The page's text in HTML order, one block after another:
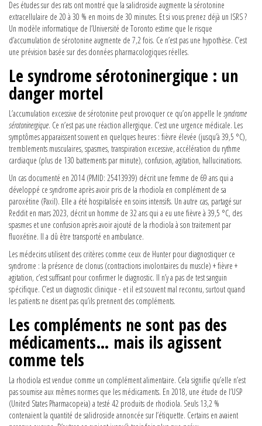
Des études sur des rats ont montré que la salidroside augmente la sérotonine
extracellulaire de 20 à 30 % en moins de 30 minutes. Et si vous prenez déjà un ISRS ?
Un modèle informatique de l’Université de Toronto estime que le risque
d’accumulation de sérotonine augmente de 7,2 fois. Ce n’est pas une hypothèse. C’est
une prévision basée sur des données pharmacologiques réelles.
Le syndrome sérotoninergique : un
danger mortel
L’accumulation excessive de sérotonine peut provoquer ce qu’on appelle le syndrome
sérotoninergique. Ce n’est pas une réaction allergique. C’est une urgence médicale. Les
symptômes apparaissent souvent en quelques heures : fièvre élevée (jusqu’à 39,5 °C),
tremblements musculaires, spasmes, transpiration excessive, accélération du rythme
cardiaque (plus de 130 battements par minute), confusion, agitation, hallucinations.
Un cas documenté en 2014 (PMID: 25413939) décrit une femme de 69 ans qui a
développé ce syndrome après avoir pris de la rhodiola en complément de sa
paroxétine (Paxil). Elle a été hospitalisée en soins intensifs. Un autre cas, partagé sur
Reddit en mars 2023, décrit un homme de 32 ans qui a eu une fièvre à 39,5 °C, des
spasmes et une confusion après avoir ajouté de la rhodiola à son traitement par
fluoxétine. Il a dû être transporté en ambulance.
Les médecins utilisent des critères comme ceux de Hunter pour diagnostiquer ce
syndrome : la présence de clonus (contractions involontaires du muscle) + fièvre +
agitation, c’est suffisant pour confirmer le diagnostic. Il n’y a pas de test sanguin
spécifique. C’est un diagnostic clinique - et il est souvent mal reconnu, surtout quand
les patients ne disent pas qu’ils prennent des compléments.
Les compléments ne sont pas des
médicaments… mais ils agissent
comme tels
La rhodiola est vendue comme un complément alimentaire. Cela signifie qu’elle n’est
pas soumise aux mêmes normes que les médicaments. En 2018, une étude de l’USP
(United States Pharmacopeia) a testé 42 produits de rhodiola. Seuls 13,2 %
contenaient la quantité de salidroside annoncée sur l’étiquette. Certains en avaient